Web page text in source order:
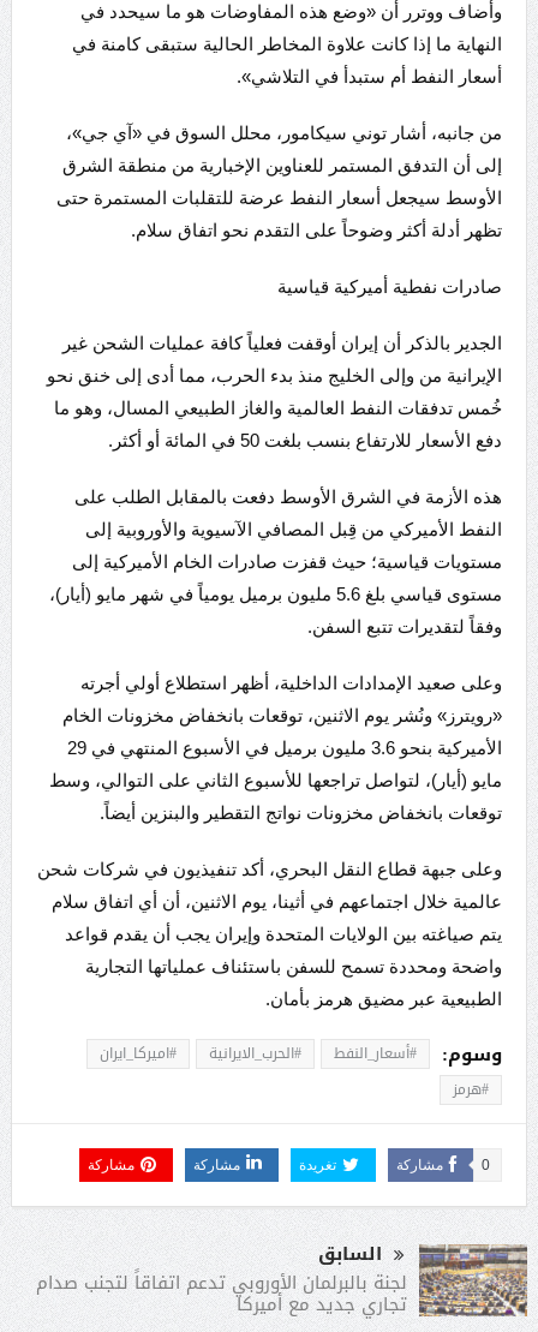
وأضاف ووترر أن «وضع هذه المفاوضات هو ما سيحدد في
النهاية ما إذا كانت علاوة المخاطر الحالية ستبقى كامنة في
أسعار النفط أم ستبدأ في التلاشي».
من جانبه، أشار توني سيكامور، محلل السوق في «آي جي»،
إلى أن التدفق المستمر للعناوين الإخبارية من منطقة الشرق
الأوسط سيجعل أسعار النفط عرضة للتقلبات المستمرة حتى
تظهر أدلة أكثر وضوحاً على التقدم نحو اتفاق سلام.
صادرات نفطية أميركية قياسية
الجدير بالذكر أن إيران أوقفت فعلياً كافة عمليات الشحن غير
الإيرانية من وإلى الخليج منذ بدء الحرب، مما أدى إلى خنق نحو
خُمس تدفقات النفط العالمية والغاز الطبيعي المسال، وهو ما
دفع الأسعار للارتفاع بنسب بلغت 50 في المائة أو أكثر.
هذه الأزمة في الشرق الأوسط دفعت بالمقابل الطلب على
النفط الأميركي من قِبل المصافي الآسيوية والأوروبية إلى
مستويات قياسية؛ حيث قفزت صادرات الخام الأميركية إلى
مستوى قياسي بلغ 5.6 مليون برميل يومياً في شهر مايو (أيار)،
وفقاً لتقديرات تتبع السفن.
وعلى صعيد الإمدادات الداخلية، أظهر استطلاع أولي أجرته
«رويترز» ونُشر يوم الاثنين، توقعات بانخفاض مخزونات الخام
الأميركية بنحو 3.6 مليون برميل في الأسبوع المنتهي في 29
مايو (أيار)، لتواصل تراجعها للأسبوع الثاني على التوالي، وسط
توقعات بانخفاض مخزونات نواتج التقطير والبنزين أيضاً.
وعلى جبهة قطاع النقل البحري، أكد تنفيذيون في شركات شحن
عالمية خلال اجتماعهم في أثينا، يوم الاثنين، أن أي اتفاق سلام
يتم صياغته بين الولايات المتحدة وإيران يجب أن يقدم قواعد
واضحة ومحددة تسمح للسفن باستئناف عملياتها التجارية
الطبيعية عبر مضيق هرمز بأمان.
وسوم: #أسعار_النفط #الحرب_الايرانية
#اميركا_ايران
#هرمز
مشاركة 0 تغريدة مشاركة مشاركة
السابق
لجنة بالبرلمان الأوروبي تدعم اتفاقاً لتجنب صدام
تجاري جديد مع أميركا